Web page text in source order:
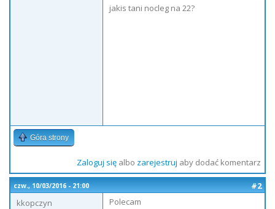
jakis tani nocleg na 22?
Góra strony
Zaloguj sięalbo zarejestruj aby dodać komentarz
czw., 10/03/2016 - 21:00
#2
kkopczyn
Polecam